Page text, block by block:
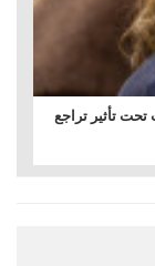
تحت تأثير تراجع